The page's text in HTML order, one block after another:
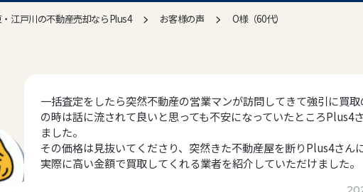
江戸川の不動産売却ならPlus4> お客様の声> O様（60代）
一括査定をしたら突然不動産の営業マンが訪問してきて強引に買
の時は話に流されて良いと思っても不安になっていたところPlus4
ました。
その価格は見抜いてくださり、突然きた不動産屋を断りPlus4さん
実際に高い金額で買取してくれる業者を紹介していただけました。